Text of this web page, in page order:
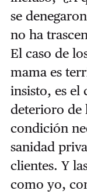
se
no ha
El caso de
mama es
insisto, es el
deterioro de
condición
sanidad
clientes. Y
como yo,